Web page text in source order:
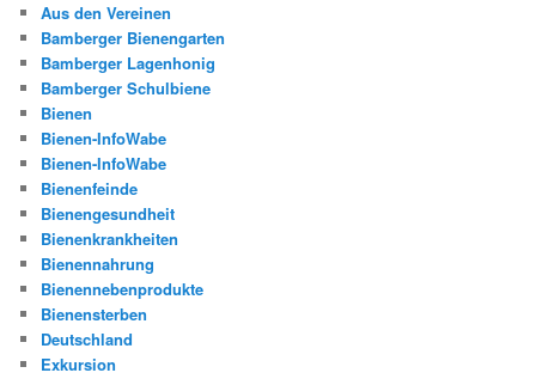
Aus den Vereinen
Bamberger Bienengarten
Bamberger Lagenhonig
Bamberger Schulbiene
Bienen
Bienen-InfoWabe
Bienen-InfoWabe
Bienenfeinde
Bienengesundheit
Bienenkrankheiten
Bienennahrung
Bienennebenprodukte
Bienensterben
Deutschland
Exkursion